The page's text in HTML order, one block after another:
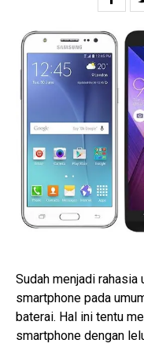
Sudah menjadi
smartphone pada
baterai. Hal ini tentu
smartphone dengan